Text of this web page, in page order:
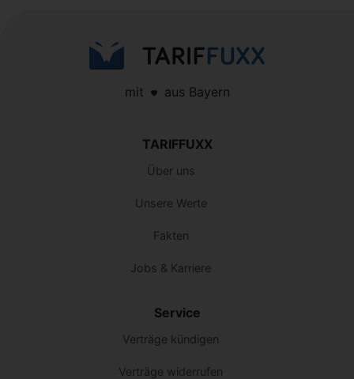
mit aus Bayern
TARIFFUXX
Über uns
Unsere Werte
Fakten
Jobs & Karriere
Service
Verträge kündigen
Verträge widerrufen